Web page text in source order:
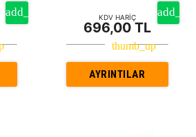
KDV HARİÇ
696,00 TL
AYRINTILAR